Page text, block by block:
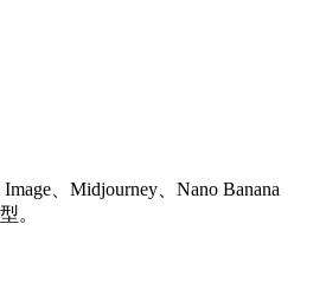
、Midjourney、Nano Banana
。